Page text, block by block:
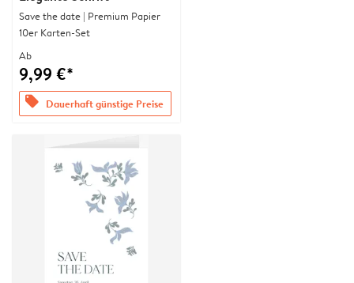
Save the date | Premium Papier
10er Karten-Set
Ab
9,99 €*
offers Dauerhaft günstige Preise